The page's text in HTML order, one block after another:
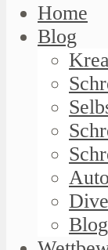
Home
Blog